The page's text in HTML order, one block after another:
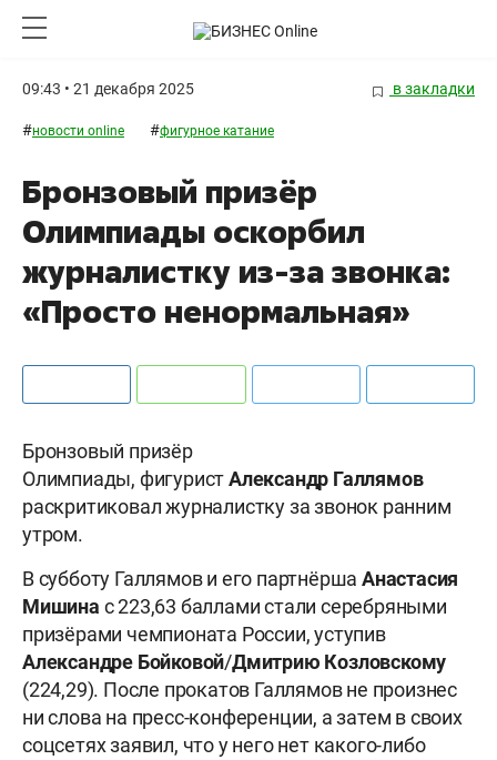
09:43 • 21 декабря 2025 в закладки
#новости online #фигурное катание
Бронзовый призёр
Олимпиады оскорбил
журналистку из-за звонка:
«Просто ненормальная»
Бронзовый призёр
Олимпиады, фигуристАлександр Галлямов
раскритиковал журналистку за звонок ранним
утром.
В субботу Галлямов и его партнёрша Анастасия
Мишина с 223,63 баллами стали серебряными
призёрами чемпионата России, уступив
Александре Бойковой/Дмитрию Козловскому
(224,29). После прокатов Галлямов не произнес
ни слова на пресс-конференции, а затем в своих
соцсетях заявил, что у него нет какого-либо